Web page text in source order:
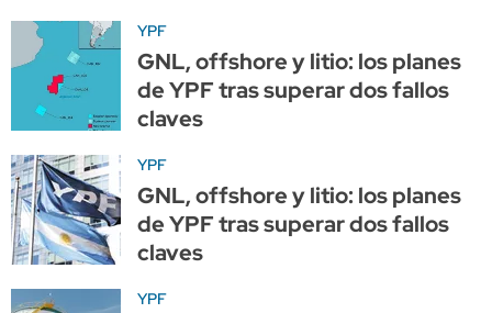
YPF
GNL, offshore y litio: los planes
de YPF tras superar dos fallos
claves
YPF
GNL, offshore y litio: los planes
de YPF tras superar dos fallos
claves
YPF